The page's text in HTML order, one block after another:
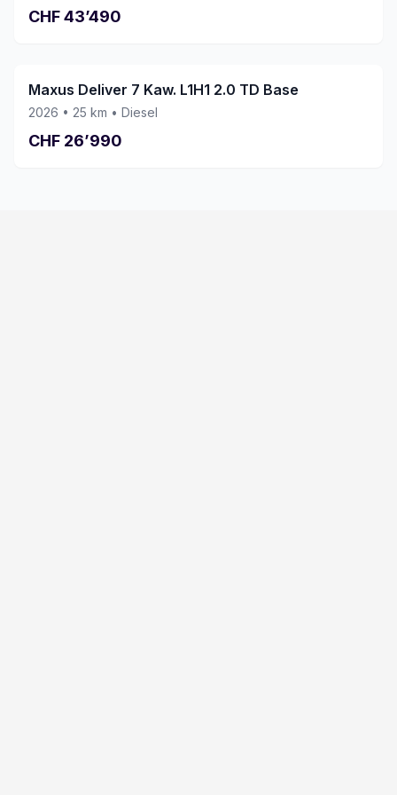
CHF43’490
Maxus Deliver 7 Kaw. L1H1 2.0 TD Base
2026 • 25 km • Diesel
CHF 26’990